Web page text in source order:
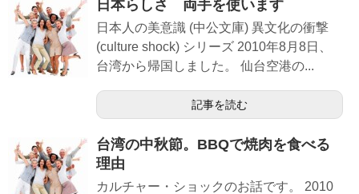
日本らしさ 両手を使います
日本人の美意識 (中公文庫) 異文化の衝撃
(culture shock) シリーズ 2010年8月8日、
台湾から帰国しました。 仙台空港の...
記事を読む
台湾の中秋節。BBQで焼肉を食べる
理由
カルチャー・ショックのお話です。 2010